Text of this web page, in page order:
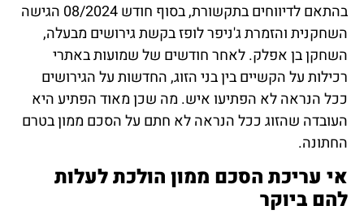
בהתאם לדיווחים בתקשורת, בסוף חודש 08/2024 הגישה
השחקנית והזמרת ג'ניפר לופז בקשת גירושים מבעלה,
השחקן בן אפלק. לאחר חודשים של שמועות באתרי
רכילות על הקשיים בין בני הזוג, החדשות על הגירושים
ככל הנראה לא הפתיעו איש. מה שכן מאוד הפתיע היא
העובדה שהזוג ככל הנראה לא חתם על הסכם ממון בטרם
החתונה.
אי עריכת הסכם ממון הולכת לעלות
להם ביוקר